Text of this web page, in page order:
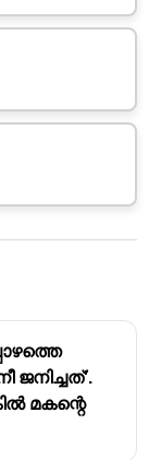
ജനിച്ചത്'.
മകന്റെ